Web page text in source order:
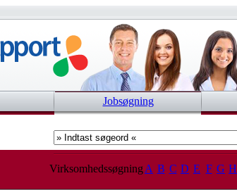
Jobsøgning
Virksomhedssøgning A B C D E F G H